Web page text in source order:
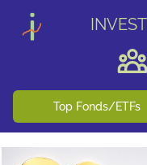
Top Fonds/ETFs